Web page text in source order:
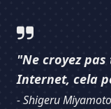
"Ne croyez
Internet, cela
- Shigeru Miyamoto